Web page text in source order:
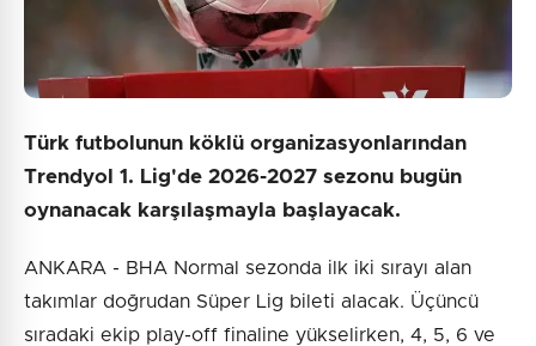
Türk futbolunun köklü organizasyonlarından
Trendyol 1. Lig'de 2026-2027 sezonu bugün
oynanacak karşılaşmayla başlayacak.
ANKARA - BHA Normal sezonda ilk iki sırayı alan
takımlar doğrudan Süper Lig bileti alacak. Üçüncü
sıradaki ekip play-off finaline yükselirken, 4, 5, 6 ve